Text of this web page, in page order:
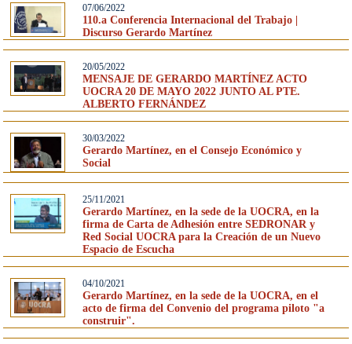
07/06/2022
110.a Conferencia Internacional del Trabajo |
Discurso Gerardo Martínez
20/05/2022
MENSAJE DE GERARDO MARTÍNEZ ACTO
UOCRA 20 DE MAYO 2022 JUNTO AL PTE.
ALBERTO FERNÁNDEZ
30/03/2022
Gerardo Martínez, en el Consejo Económico y
Social
25/11/2021
Gerardo Martínez, en la sede de la UOCRA, en la
firma de Carta de Adhesión entre SEDRONAR y
Red Social UOCRA para la Creación de un Nuevo
Espacio de Escucha
04/10/2021
Gerardo Martínez, en la sede de la UOCRA, en el
acto de firma del Convenio del programa piloto "a
construir".